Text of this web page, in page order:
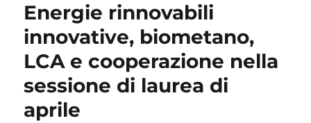
rifiuti
un
contesto
aeroportuale
Energie rinnovabili
innovative, biometano,
LCA e cooperazione nella
sessione di laurea di
aprile